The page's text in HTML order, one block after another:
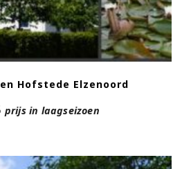
Hofstede Elzenoord
prijs in laagseizoen